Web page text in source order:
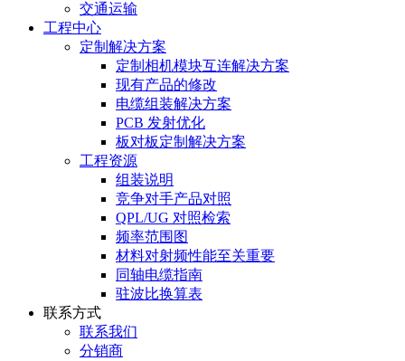
交通运输
工程中心
定制解决方案
定制相机模块互连解决方案
现有产品的修改
电缆组装解决方案
PCB 发射优化
板对板定制解决方案
工程资源
组装说明
竞争对手产品对照
QPL/UG 对照检索
频率范围图
材料对射频性能至关重要
同轴电缆指南
驻波比换算表
联系方式
联系我们
分销商